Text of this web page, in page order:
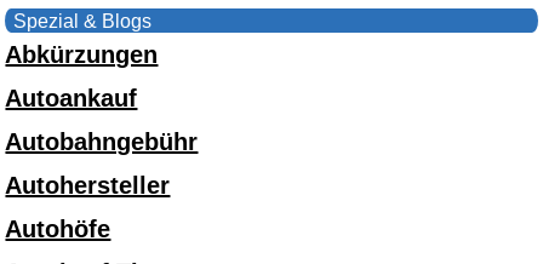
Spezial & Blogs
Abkürzungen
Autoankauf
Autobahngebühr
Autohersteller
Autohöfe